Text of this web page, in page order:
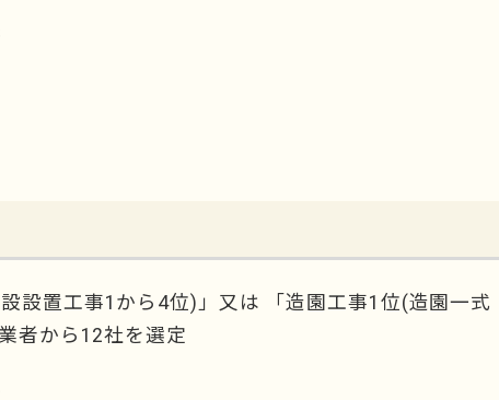
設置工事1から4位)」又は 「造園工事1位(造園一式
者から12社を選定